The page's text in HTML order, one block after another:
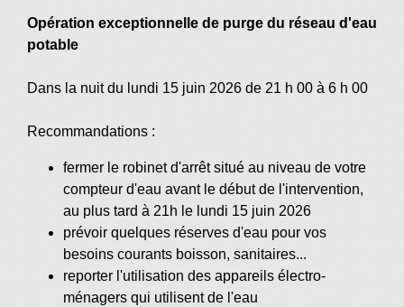
Opération exceptionnelle de purge du réseau d'eau
potable
Dans la nuit du lundi 15 juin 2026 de 21 h 00 à 6 h 00
Recommandations :
fermer le robinet d'arrêt situé au niveau de votre
compteur d'eau avant le début de l'intervention,
au plus tard à 21h le lundi 15 juin 2026
prévoir quelques réserves d'eau pour vos
besoins courants boisson, sanitaires...
reporter l'utilisation des appareils électro-
ménagers qui utilisent de l'eau